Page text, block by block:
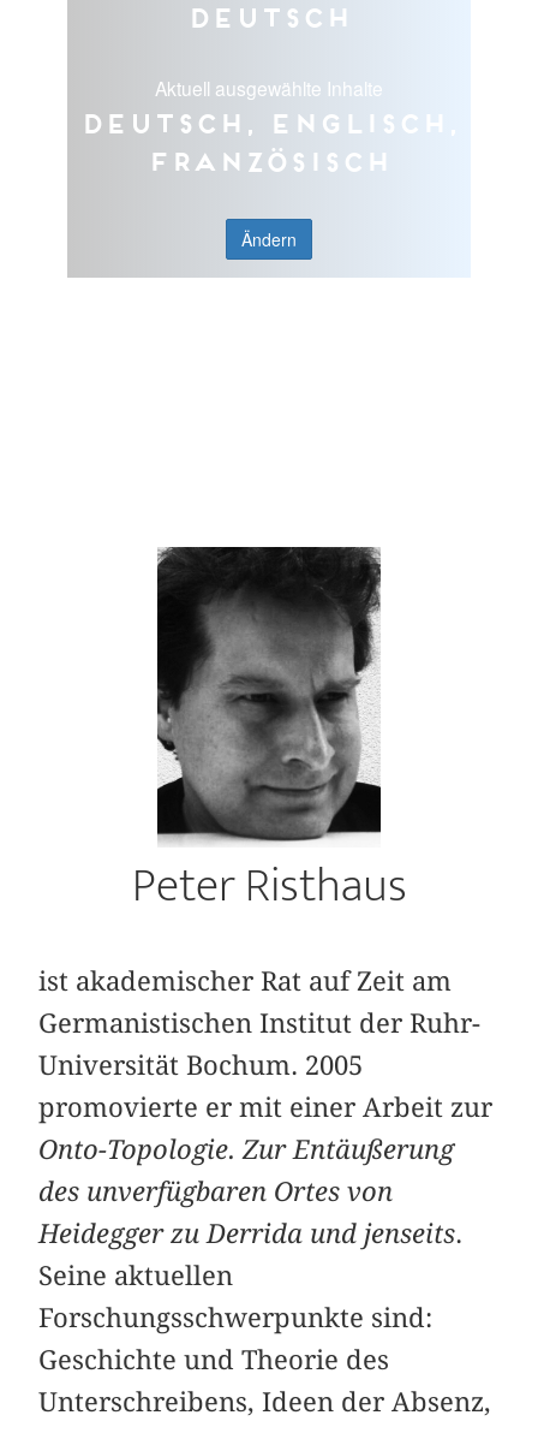
Deutsch
Aktuell ausgewählte Inhalte
Deutsch, Englisch,
Französisch
Ändern
Peter Risthaus
ist akademischer Rat auf Zeit am
Germanistischen Institut der Ruhr-
Universität Bochum. 2005
promovierte er mit einer Arbeit zur
Onto-Topologie. Zur Entäußerung
des unverfügbaren Ortes von
Heidegger zu Derrida und jenseits.
Seine aktuellen
Forschungsschwerpunkte sind:
Geschichte und Theorie des
Unterschreibens, Ideen der Absenz,